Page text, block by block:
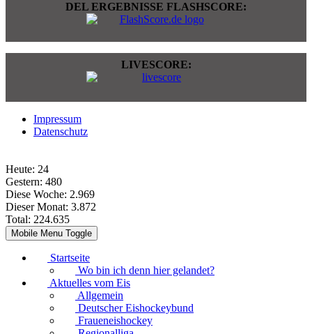
DEL ERGEBNISSE FLASHSCORE:
LIVESCORE:
Impressum
Datenschutz
Heute: 24
Gestern: 480
Diese Woche: 2.969
Dieser Monat: 3.872
Total: 224.635
Mobile Menu Toggle
Startseite
Wo bin ich denn hier gelandet?
Aktuelles vom Eis
Allgemein
Deutscher Eishockeybund
Fraueneishockey